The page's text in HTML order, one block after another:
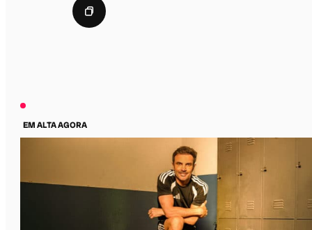
EM ALTA AGORA